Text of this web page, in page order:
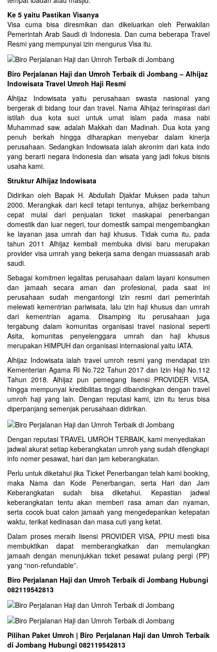
Ke 5 yaitu Pastikan Visanya
Visa cuma bisa diresmikan dan dikeluarkan oleh Perwakilan
Pemerintah Arab Saudi di Indonesia. Dan cuma beberapa Travel
Resmi yang mempunyai izin mengurus Visa itu.
Biro Perjalanan Haji dan Umroh Terbaik di Jombang – Alhijaz
Indowisata Travel Umroh Haji Resmi
Alhijaz Indowisata yaitu perusahaan swasta nasional yang
bergerak di bidang tour dan travel. Nama Alhijaz terinspirasi dari
istilah dua kota suci untuk umat islam pada masa nabi
Muhammad saw. adalah Makkah dan Madinah. Dua kota yang
penuh berkah hingga diharapkan menyebar dalam kinerja
perusahaan. Sedangkan Indowisata ialah akronim dari kata indo
yang berarti negara Indonesia dan wisata yang jadi fokus bisnis
usaha kami.
Struktur Alhijaz Indowisata
Didirikan oleh Bapak H. Abdullah Djakfar Muksen pada tahun
2000. Merangkak dari kecil tetapi tentunya, alhijaz berkembang
cepat mulai dari penjualan ticket maskapai penerbangan
domestik dan luar negeri, tour domestik sampai mengembangkan
ke layanan jasa umrah dan haji khusus. Tidak cuma itu, pada
tahun 2011 Alhijaz kembali membuka divisi baru merupakan
provider visa umrah yang bekerja sama dengan muassasah arab
saudi.
Sebagai komitmen legalitas perusahaan dalam layani konsumen
dan jamaah secara aman dan profesional, pada saat ini
perusahaan sudah mengantongi izin resmi dari pemerintah
melewati kementrian pariwisata, lalu izin haji khusus dan umrah
dari kementrian agama. Disamping itu perusahaan juga
tergabung dalam komunitas organisasi travel nasional seperti
Asita, komunitas penyelenggara umrah dan haji khusus
merupakan HIMPUH dan organisasi internasional yaitu IATA.
Alhijaz Indowisataialah travel umroh resmi yang mendapat izin
Kementerian Agama RI No.722 Tahun 2017 dan Izin Haji No.112
Tahun 2018. Alhijaz pun pemegang lisensi PROVIDER VISA,
hingga mempunyai kredibilitas tinggi dibandingkan dengan travel
umroh haji yang lain. Dengan reputasi kami, izin itu terus bisa
diperpanjang semenjak perusahaan didirikan.
Dengan reputasi TRAVEL UMROH TERBAIK, kami menyediakan
jadwal akurat setiap keberangkatan umroh yang sudah dilengkapi
info nomer pesawat, hari dan jam keberangkatan.
Perlu untuk diketahui jika Ticket Penerbangan telah kami booking,
maka Nama dan Kode Penerbangan, serta Hari dan Jam
Keberangkatan sudah bisa diketahui. Kepastian jadwal
keberangkatan tentu akan memberi rasa aman dan nyaman,
serta cocok buat calon jamaah yang mengedepankan ketepatan
waktu, terikat kedinasan dan masa cuti yang ketat.
Dalam proses meraih lisensi PROVIDER VISA, PPIU mesti bisa
membuktikan dapat memberangkatkan dan memulangkan
jamaah dengan menunjukkan ticket pesawat pulang pergi (PP)
yang “non-refundable”.
Biro Perjalanan Haji dan Umroh Terbaik di Jombang Hubungi
082119542813
Pilihan Paket Umroh | Biro Perjalanan Haji dan Umroh Terbaik
di Jombang Hubungi 082119542813